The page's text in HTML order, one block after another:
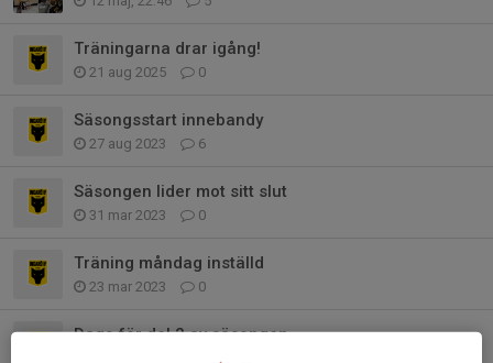
Träningarna drar igång!
21 aug 2025 0
Säsongsstart innebandy
27 aug 2023 6
Säsongen lider mot sitt slut
31 mar 2023 0
Träning måndag inställd
23 mar 2023 0
Dags för del 2 av säsongen